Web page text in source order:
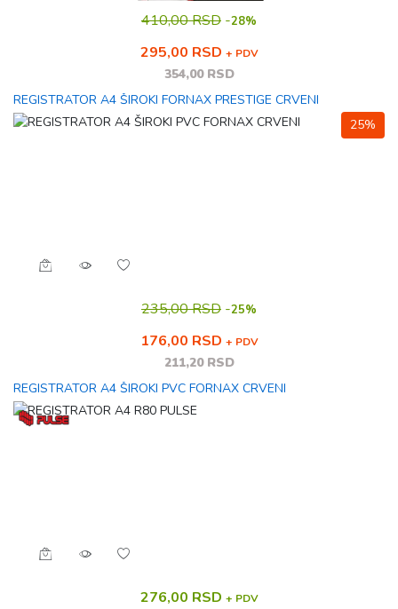
410,00 RSD -28%
295,00 RSD + PDV
354,00 RSD
REGISTRATOR A4 ŠIROKI FORNAX PRESTIGE CRVENI
25%
235,00 RSD -25%
176,00 RSD + PDV
211,20 RSD
REGISTRATOR A4 ŠIROKI PVC FORNAX CRVENI
276,00 RSD + PDV